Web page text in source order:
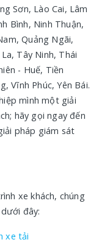
Sơn, Lào Cai, Lâm
Bình, Ninh Thuận,
Quảng Ngãi,
Tây Ninh, Thái
- Huế, Tiền
Vĩnh Phúc, Yên Bái.
mình một giải
hãy gọi ngay đến
pháp giám sát
xe khách, chúng
đây:
xe tải